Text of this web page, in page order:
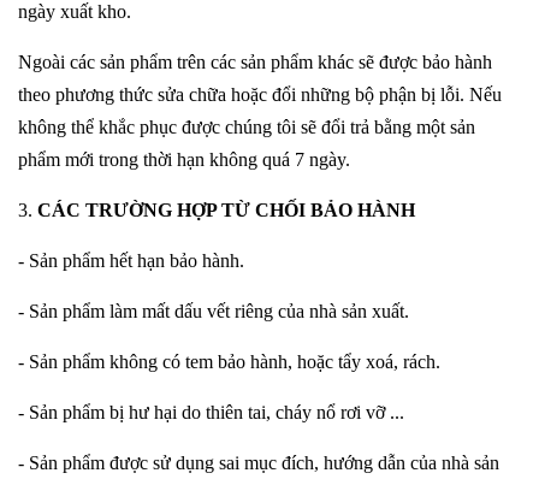
ngày xuất kho.
Ngoài các sản phẩm trên các sản phẩm khác sẽ được bảo hành
theo phương thức sửa chữa hoặc đổi những bộ phận bị lỗi. Nếu
không thể khắc phục được chúng tôi sẽ đổi trả bằng một sản
phẩm mới trong thời hạn không quá 7 ngày.
3. CÁC TRƯỜNG HỢP TỪ CHỐI BẢO HÀNH
- Sản phẩm hết hạn bảo hành.
- Sản phẩm làm mất dấu vết riêng của nhà sản xuất.
- Sản phẩm không có tem bảo hành, hoặc tẩy xoá, rách.
- Sản phẩm bị hư hại do thiên tai, cháy nổ rơi vỡ ...
- Sản phẩm được sử dụng sai mục đích, hướng dẫn của nhà sản